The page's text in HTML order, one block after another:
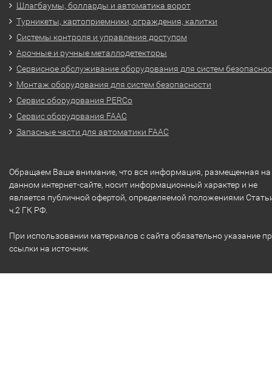
Шлагбаумы, болларды и автоматика ворот
Турникеты, картоприемники, ограждения, калитки
Системы контроля и управления доступом
Арочные и ручные металлодетекторы
Сервисное обслуживание оборудования для систем
Монтаж оборудования для систем безопасности
Сервис оборудования PERCo
Сервис оборудования FAAC
Запасные части для автоматики FAAC
Обращаем Ваше внимание, что вся информация, размещенная на
данном интернет-сайте, носит информационный характер и не
является публичной офертой, определяемой положениями
ч.2 ГК РФ.
При использовании материалов с сайта обязательно указание
ссылки на источник.